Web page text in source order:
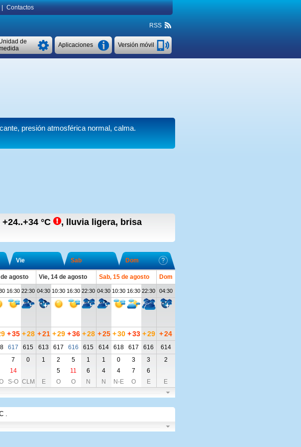
Contactos
RSS
Versión móvil
Aplicaciones
de
presión atmosférica normal, calma.
+24..+34 °C ,
lluvia ligera, brisa
Vie Sab Dom
agosto Vie, 14 de agosto Sab, 15 de agosto
Dom
16:30 22:30 04:30 10:30 16:30 22:30 04:30 10:30 16:30 22:30 04:30
+35 +28 +21 +29 +36 +28 +25 +30 +33 +29 +24
617 615 613 617 616 615 614 618 617 616
614
7 0 1 2 5 1 1 0 3 3
2
14 5 11 6 4 4 7
6
S-O CLM E O O N N N-E O E E
.